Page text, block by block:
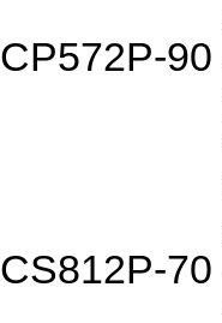
CP572P-90
CS812P-70